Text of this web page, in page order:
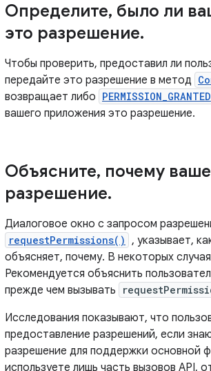
Определите, было ли
это разрешение.
Чтобы проверить, предоставил ли
передайте это разрешение в метод
возвращает либо PERMISSION_GRANTED
вашего приложения это разрешение.
Объясните, почему
разрешение.
Диалоговое окно с запросом
requestPermissions() , указывает,
объясняет, почему. В некоторых
Рекомендуется объяснить
прежде чем вызывать
Исследования показывают, что
предоставление разрешений, если
разрешение для поддержки основной
используете лишь часть вызовов API,